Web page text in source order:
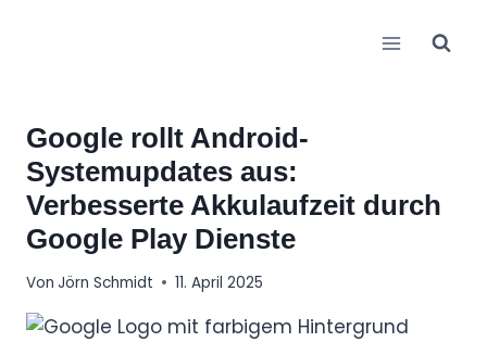
Google rollt Android-
Systemupdates aus:
Verbesserte Akkulaufzeit durch
Google Play Dienste
Von Jörn Schmidt 11. April 2025